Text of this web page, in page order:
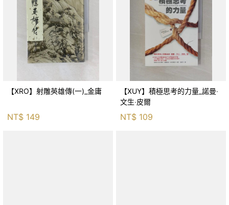
【XRO】射雕英雄傳(一)_金庸
NT$ 149
【XUY】積極思考的力量_諾曼‧
文生‧皮爾
NT$ 109